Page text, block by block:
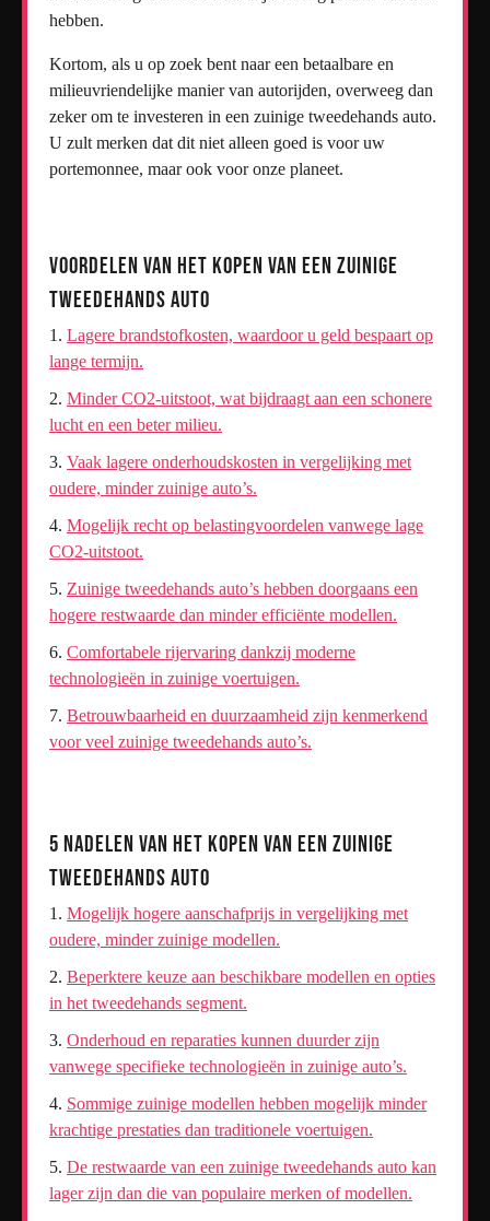
hebben.
Kortom, als u op zoek bent naar een betaalbare en
milieuvriendelijke manier van autorijden, overweeg dan
zeker om te investeren in een zuinige tweedehands auto.
U zult merken dat dit niet alleen goed is voor uw
portemonnee, maar ook voor onze planeet.
Voordelen van het Kopen van een Zuinige
Tweedehands Auto
Lagere brandstofkosten, waardoor u geld bespaart op
lange termijn.
Minder CO2-uitstoot, wat bijdraagt aan een schonere
lucht en een beter milieu.
Vaak lagere onderhoudskosten in vergelijking met
oudere, minder zuinige auto’s.
Mogelijk recht op belastingvoordelen vanwege lage
CO2-uitstoot.
Zuinige tweedehands auto’s hebben doorgaans een
hogere restwaarde dan minder efficiënte modellen.
Comfortabele rijervaring dankzij moderne
technologieën in zuinige voertuigen.
Betrouwbaarheid en duurzaamheid zijn kenmerkend
voor veel zuinige tweedehands auto’s.
5 Nadelen van het Kopen van een Zuinige
Tweedehands Auto
Mogelijk hogere aanschafprijs in vergelijking met
oudere, minder zuinige modellen.
Beperktere keuze aan beschikbare modellen en opties
in het tweedehands segment.
Onderhoud en reparaties kunnen duurder zijn
vanwege specifieke technologieën in zuinige auto’s.
Sommige zuinige modellen hebben mogelijk minder
krachtige prestaties dan traditionele voertuigen.
De restwaarde van een zuinige tweedehands auto kan
lager zijn dan die van populaire merken of modellen.